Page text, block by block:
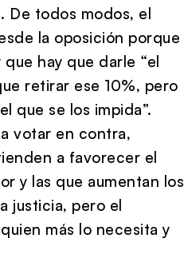
De todos modos, el
la oposición porque
hay que darle “el
retirar ese 10%, pero
que se los impida”.
votar en contra,
a favorecer el
y las que aumentan los
justicia, pero el
más lo necesita y